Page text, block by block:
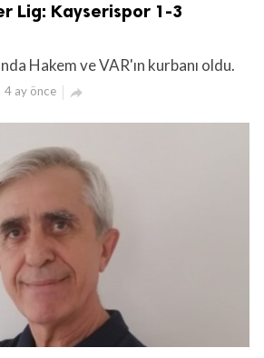
Lig: Kayserispor 1-3
Hakem ve VAR'ın kurbanı oldu.
4 ay önce 